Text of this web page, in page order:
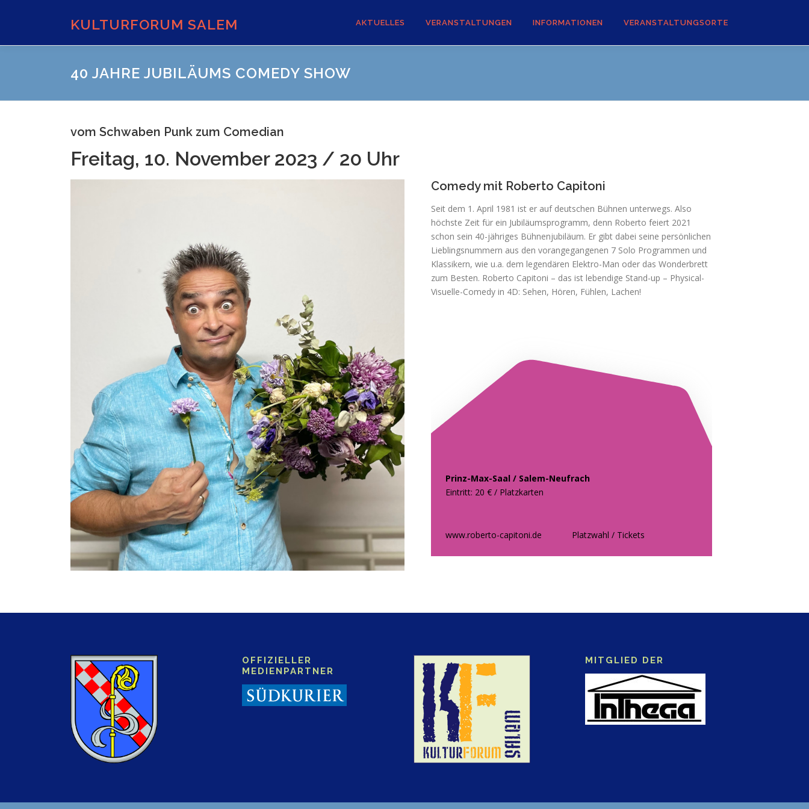
KULTURFORUM SALEM AKTUELLES VERANSTALTUNGEN INFORMATIONEN VERANSTALTUNGSORTE
40 JAHRE JUBILÄUMS COMEDY SHOW
vom Schwaben Punk zum Comedian
Freitag, 10. November 2023 / 20 Uhr
Comedy mit Roberto Capitoni
Seit dem 1. April 1981 ist er auf deutschen Bühnen unterwegs. Also
höchste Zeit für ein Jubiläumsprogramm, denn Roberto feiert 2021
schon sein 40-jähriges Bühnenjubiläum. Er gibt dabei seine persönlichen
Lieblingsnummern aus den vorangegangenen 7 Solo Programmen und
Klassikern, wie u.a. dem legendären Elektro-Man oder das Wonderbrett
zum Besten. Roberto Capitoni – das ist lebendige Stand-up – Physical-
Visuelle-Comedy in 4D: Sehen, Hören, Fühlen, Lachen!
Prinz-Max-Saal / Salem-Neufrach
Eintritt: 20 € / Platzkarten
www.roberto-capitoni.de Platzwahl / Tickets
OFFIZIELLER
MEDIENPARTNER
MITGLIED DER